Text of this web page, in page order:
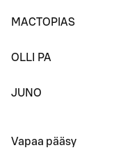
MACTOPIAS
OLLI PA
JUNO
Vapaa pääsy